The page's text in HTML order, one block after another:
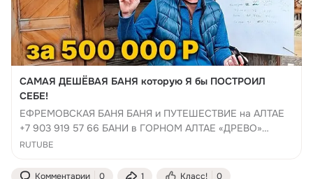
САМАЯ ДЕШЁВАЯ БАНЯ которую Я бы ПОСТРОИЛ
СЕБЕ!
ЕФРЕМОВСКАЯ БАНЯ БАНЯ и ПУТЕШЕСТВИЕ на АЛТАЕ
+7 903 919 57 66 БАНИ в ГОРНОМ АЛТАЕ «ДРЕВО»
БАННЫЕ ПЕЧИ ТЕХНОЛИТ ДЫМОХОДЫ ВЕРМИЛОДЖИК
интересное предложение при ...
RUTUBE
Комментарии 0 1 Класс! 0